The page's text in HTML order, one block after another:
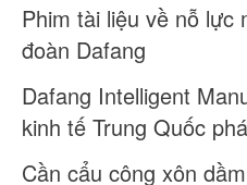
Phim tài liệu về nỗ lực
đoàn Dafang
Dafang Intelligent
kinh tế Trung Quốc
Cần cẩu công xôn